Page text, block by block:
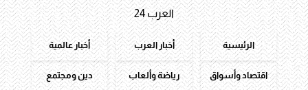
العرب 24
الرئيسية أخبار العرب أخبار عالمية
اقتصاد وأسواق رياضة وألعاب دين ومجتمع